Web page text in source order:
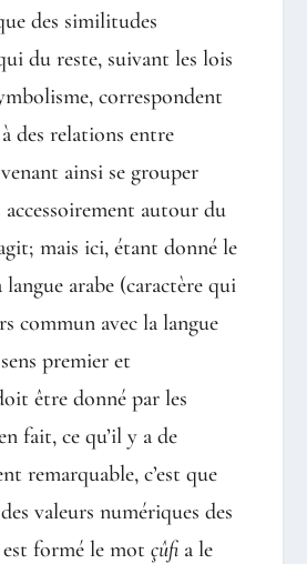
des similitudes
du reste, suivant les lois
correspondent
des relations entre
ainsi se grouper
autour du
mais ici, étant donné le
langue arabe (caractère qui
commun avec la langue
premier et
être donné par les
fait, ce qu’il y a de
remarquable, c’est que
valeurs numériques des
formé le mot çûfia le